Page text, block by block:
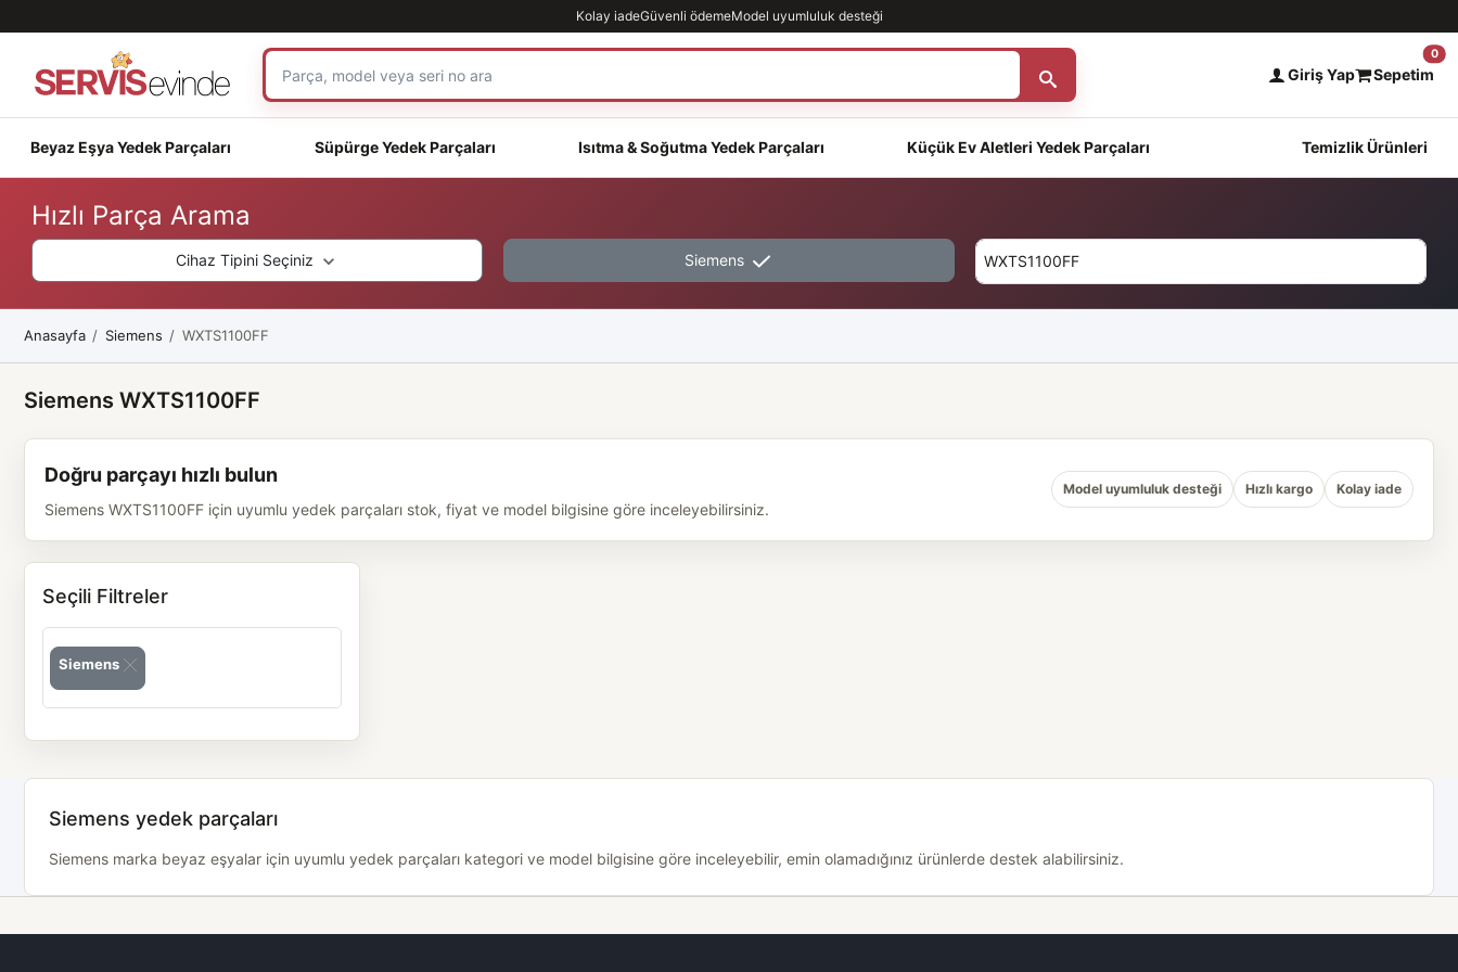
Kolay iadeGüvenli ödemeModel uyumluluk desteği
Giriş Yap Sepetim
0
Beyaz Eşya Yedek Parçaları Süpürge Yedek Parçaları Isıtma & Soğutma Yedek Parçaları Küçük Ev Aletleri Yedek Parçaları Temizlik Ürünleri
Hızlı Parça Arama
Cihaz Tipini Seçiniz Siemens
Anasayfa Siemens WXTS1100FF
Siemens WXTS1100FF
Doğru parçayı hızlı bulun
Siemens WXTS1100FF için uyumlu yedek parçaları stok, fiyat ve model bilgisine göre inceleyebilirsiniz.
Model uyumluluk desteği Hızlı kargo Kolay iade
Seçili Filtreler
Siemens
Siemens yedek parçaları
Siemens marka beyaz eşyalar için uyumlu yedek parçaları kategori ve model bilgisine göre inceleyebilir, emin olamadığınız ürünlerde destek alabilirsiniz.